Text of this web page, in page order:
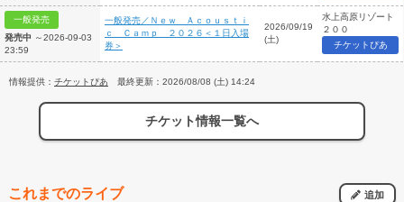
一般発売
発売中 ～2026-09-03
23:59
一般発売／Ｎｅｗ Ａｃｏｕｓｔｉ
ｃ Ｃａｍｐ ２０２６＜１日入場
券＞
2026/09/19
(土)
水上高原リゾート
２００
チケットぴあ
情報提供： チケットぴあ 最終更新：2026/08/08 (土) 14:24
チケット情報一覧へ
これまでのライブ 追加